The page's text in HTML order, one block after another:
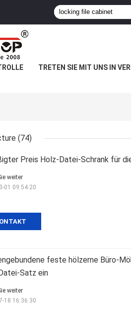
TRETEN SIE MIT UNS IN
(74)
Preis Holz-Datei-Schrank für
weiter
01 09:54:20
feste hölzerne Büro-
Satz ein
weiter
18 16:36:30